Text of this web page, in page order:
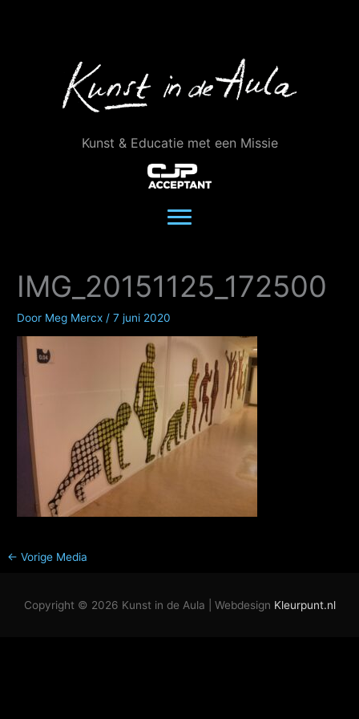
Kunst & Educatie met een Missie
IMG_20151125_172500
Door Meg Mercx /7 juni 2020
← Vorige Media
Copyright © 2026 Kunst in de Aula | Webdesign Kleurpunt.nl